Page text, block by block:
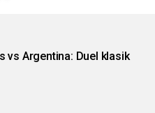
vs Argentina: Duel klasik